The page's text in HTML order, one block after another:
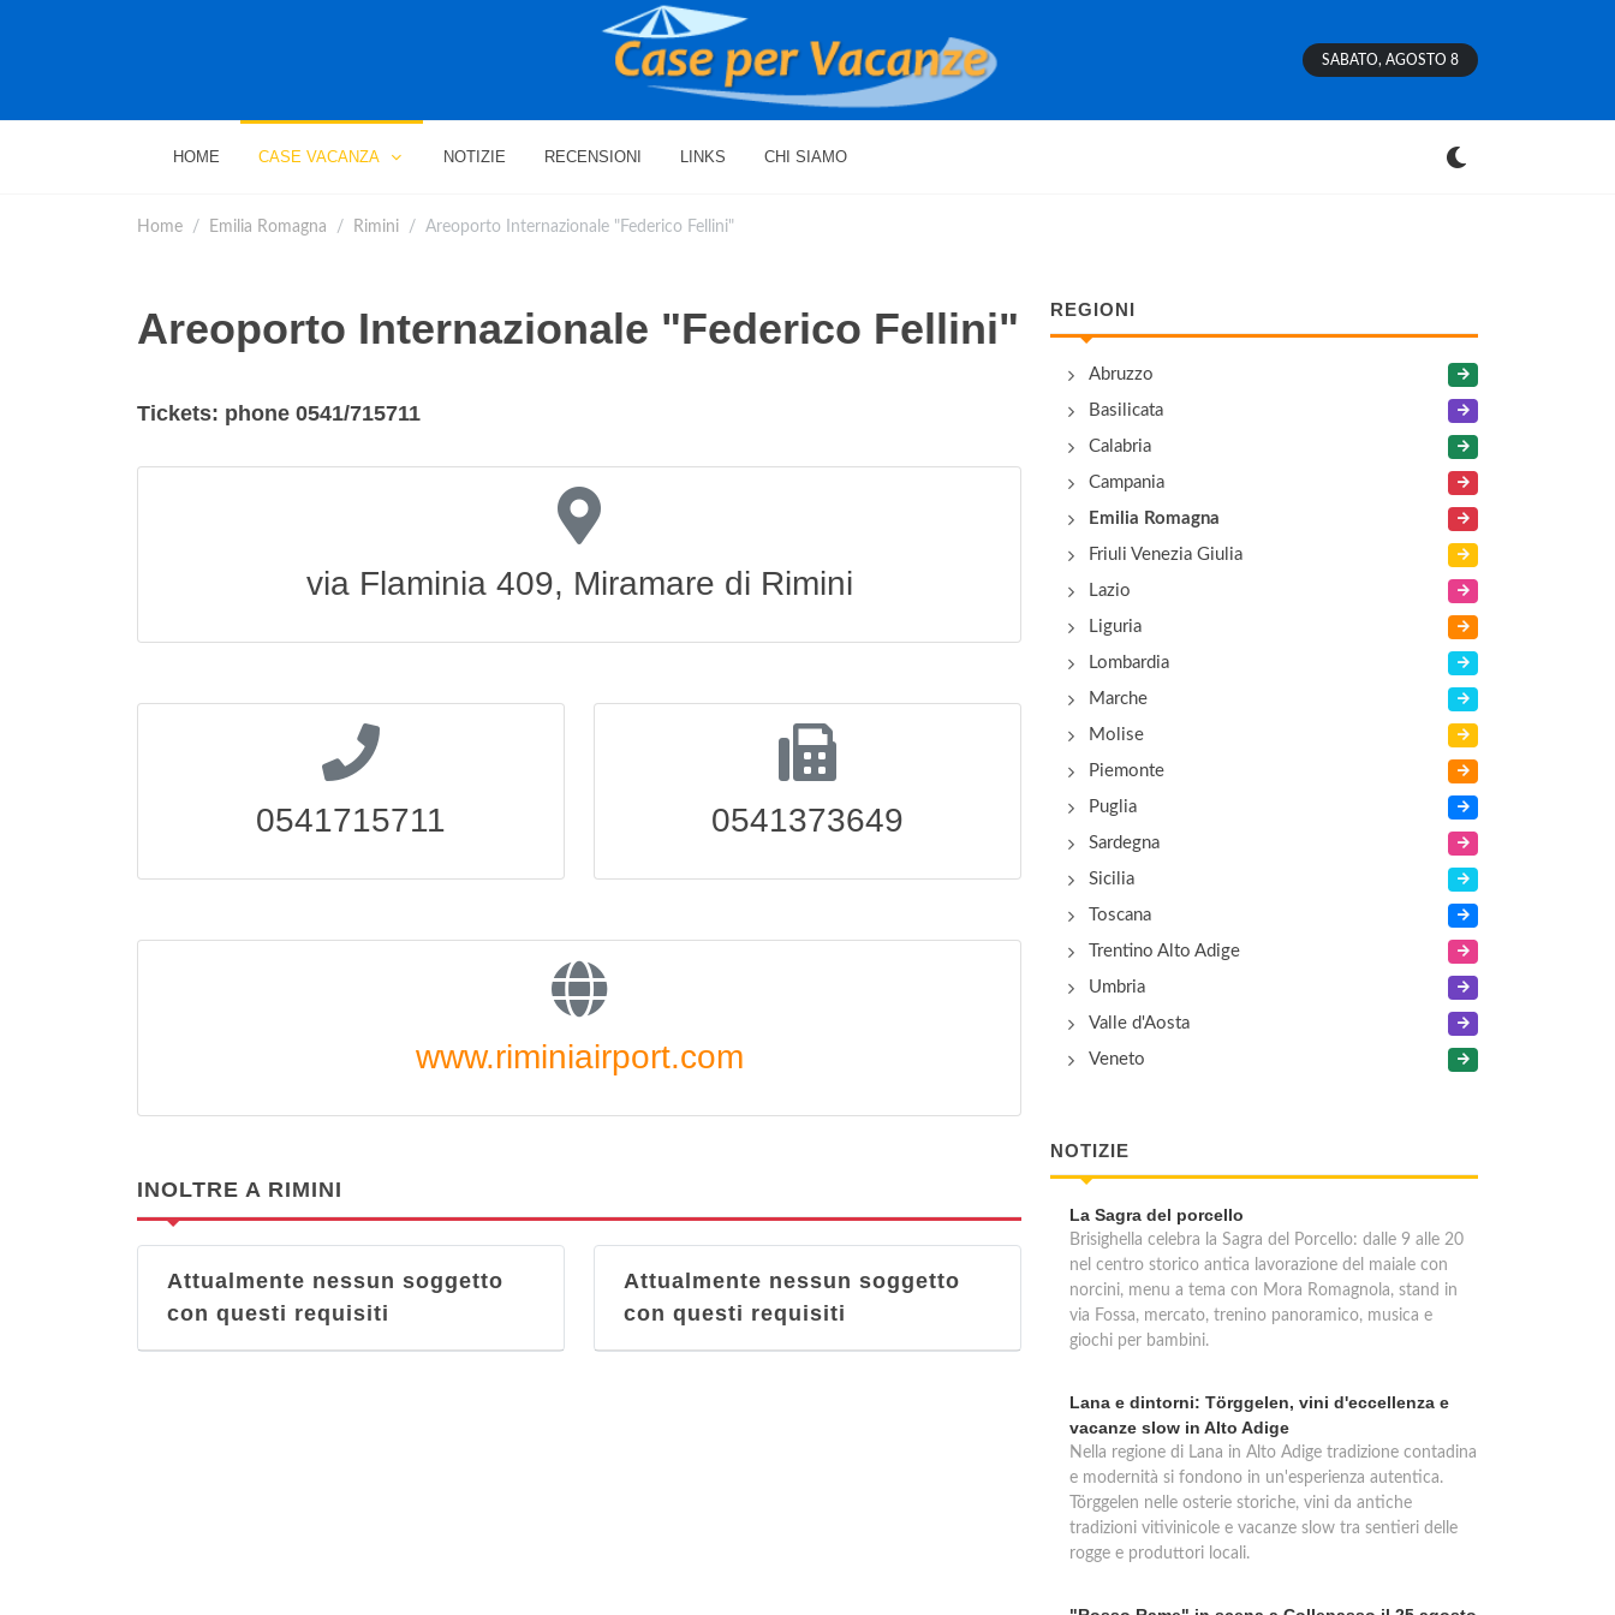
SABATO, AGOSTO 8
HOME CASE VACANZA NOTIZIE RECENSIONI LINKS CHI SIAMO
Home Emilia Romagna Rimini Areoporto Internazionale "Federico Fellini"
Areoporto Internazionale "Federico Fellini"
Tickets: phone 0541/715711
via Flaminia 409, Miramare di Rimini
0541715711 0541373649
www.riminiairport.com
INOLTRE A RIMINI
Attualmente nessun soggetto
con questi requisiti
Attualmente nessun soggetto
con questi requisiti
REGIONI
Abruzzo
Basilicata
Calabria
Campania
Emilia Romagna
Friuli Venezia Giulia
Lazio
Liguria
Lombardia
Marche
Molise
Piemonte
Puglia
Sardegna
Sicilia
Toscana
Trentino Alto Adige
Umbria
Valle d'Aosta
Veneto
NOTIZIE
La Sagra del porcello
Brisighella celebra la Sagra del Porcello: dalle 9 alle 20
nel centro storico antica lavorazione del maiale con
norcini, menu a tema con Mora Romagnola, stand in
via Fossa, mercato, trenino panoramico, musica e
giochi per bambini.
Lana e dintorni: Törggelen, vini d'eccellenza e
vacanze slow in Alto Adige
Nella regione di Lana in Alto Adige tradizione contadina
e modernità si fondono in un'esperienza autentica.
Törggelen nelle osterie storiche, vini da antiche
tradizioni vitivinicole e vacanze slow tra sentieri delle
rogge e produttori locali.